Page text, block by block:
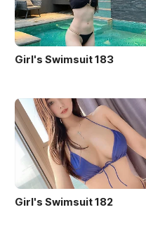
Girl's Swimsuit 183
Girl's Swimsuit 182